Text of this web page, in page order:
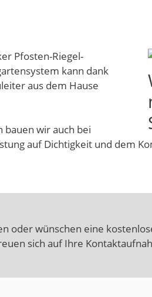
Pfosten-Riegel-
kann dank
aus dem Hause
bauen wir auch bei
auf Dichtigkeit und dem
oder wünschen eine
sich auf Ihre